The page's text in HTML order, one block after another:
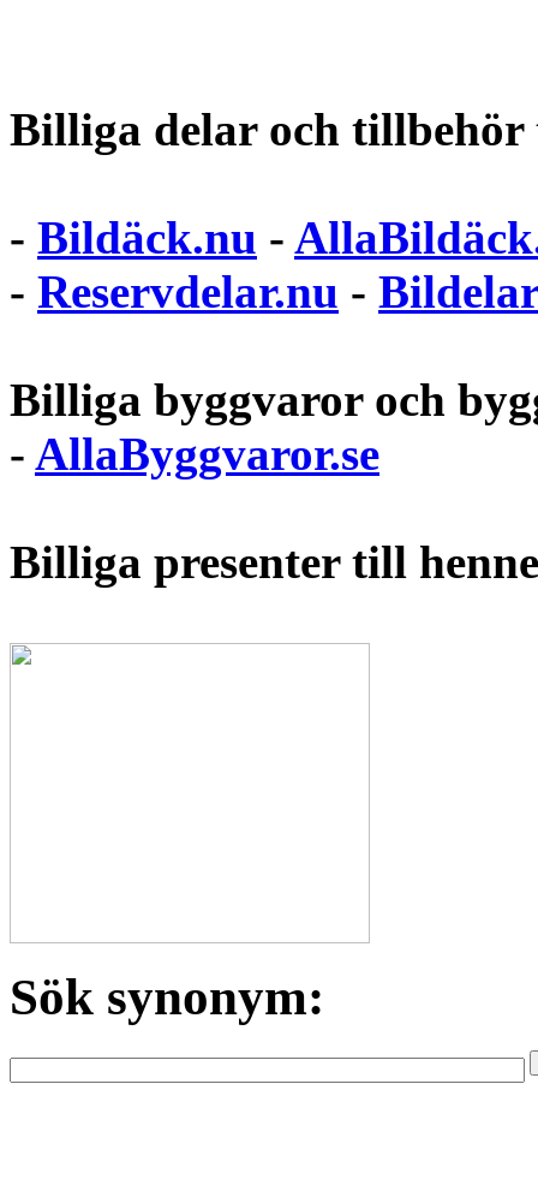
Billiga delar och
- Bildäck.nu -
- Reservdelar.nu - Bildelar
Billiga byggvaror och
- AllaByggvaror.se
Billiga presenter till
Sök synonym: